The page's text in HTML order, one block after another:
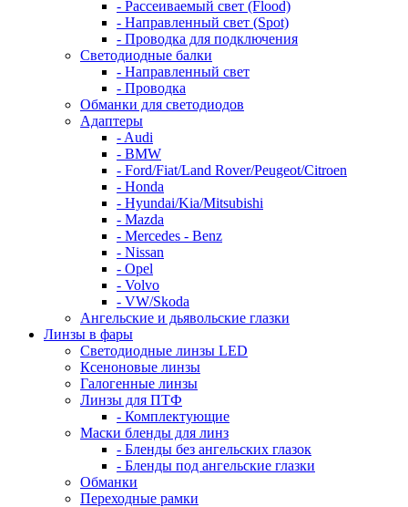
- Рассеиваемый свет (Flood)
- Направленный свет (Spot)
- Проводка для подключения
Светодиодные балки
- Направленный свет
- Проводка
Обманки для светодиодов
Адаптеры
- Audi
- BMW
- Ford/Fiat/Land Rover/Peugeot/Citroen
- Honda
- Hyundai/Kia/Mitsubishi
- Mazda
- Mercedes - Benz
- Nissan
- Opel
- Volvo
- VW/Skoda
Ангельские и дьявольские глазки
Линзы в фары
Светодиодные линзы LED
Ксеноновые линзы
Галогенные линзы
Линзы для ПТФ
- Комплектующие
Маски бленды для линз
- Бленды без ангельских глазок
- Бленды под ангельские глазки
Обманки
Переходные рамки